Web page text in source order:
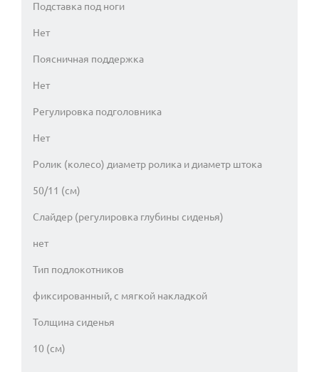
Подставка под ноги
Нет
Поясничная поддержка
Нет
Регулировка подголовника
Нет
Ролик (колесо) диаметр ролика и диаметр штока
50/11 (см)
Слайдер (регулировка глубины сиденья)
нет
Тип подлокотников
фиксированный, с мягкой накладкой
Толщина сиденья
10 (см)